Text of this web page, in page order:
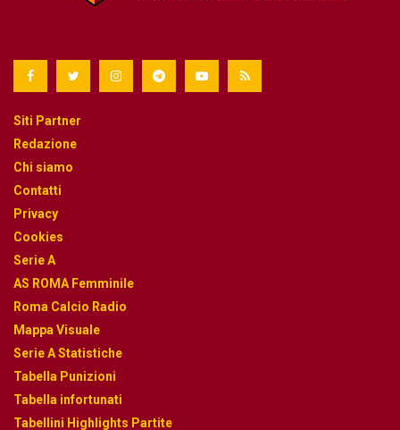
Siti Partner
Redazione
Chi siamo
Contatti
Privacy
Cookies
Serie A
AS ROMA Femminile
Roma Calcio Radio
Mappa Visuale
Serie A Statistiche
Tabella Punizioni
Tabella infortunati
Tabellini Highlights Partite